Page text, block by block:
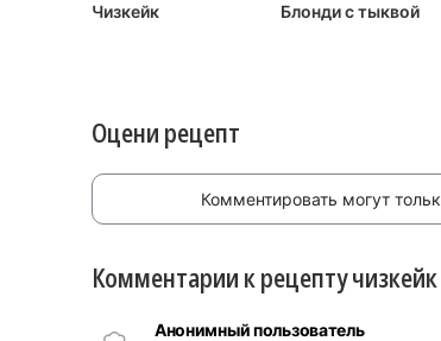
Чизкейк
Блонди с тыквой
Оцени рецепт
Комментировать могут
Комментарии к рецепту
Анонимный пользователь